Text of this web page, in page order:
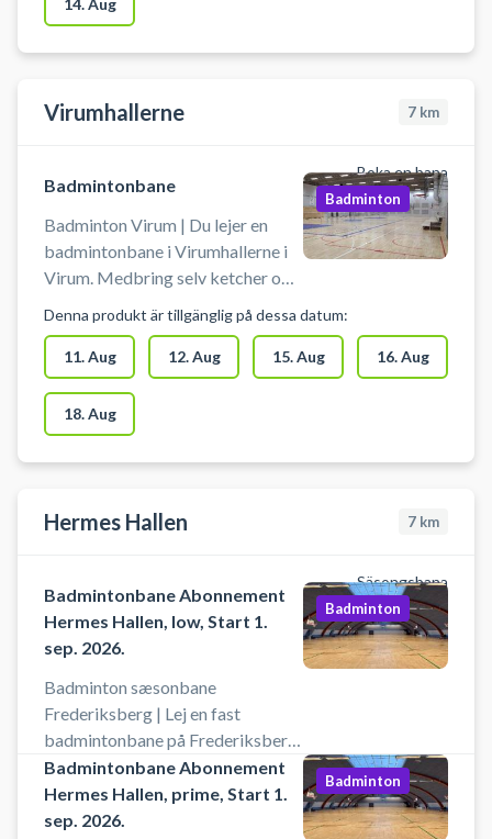
badmintonabonnementet opsiges.
Frederiksberg i enten Hermes
Hallen, Frederiksberg Hallerne
såsom ketchere kan lejes og bolde
14. Aug
Virumhallerne 7 km
Boka en bana
Badmintonbane
Badminton Virum | Du lejer en
badmintonbane i Virumhallerne i
Virum. Medbring selv ketcher og
omklædning.
Badminton
Denna produkt är tillgänglig på dessa datum:
11. Aug 12. Aug 15. Aug 16. Aug
18. Aug
Hermes Hallen 7 km
Säsongsbana
Badmintonbane Abonnement
Hermes Hallen, low, Start 1.
sep. 2026.
Badminton sæsonbane
Frederiksberg | Lej en fast
badmintonbane på Frederiksberg.
Book en badmintonbane for en
sæson i København på en af
sæsonbanerne i Hermes Hallen på
Badminton
Badmintonbane Abonnement
Hermes Hallen, prime, Start 1.
sep. 2026.
Badminton